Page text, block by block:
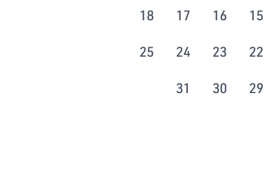
15
16
17
18
22
23
24
25
29
30
31